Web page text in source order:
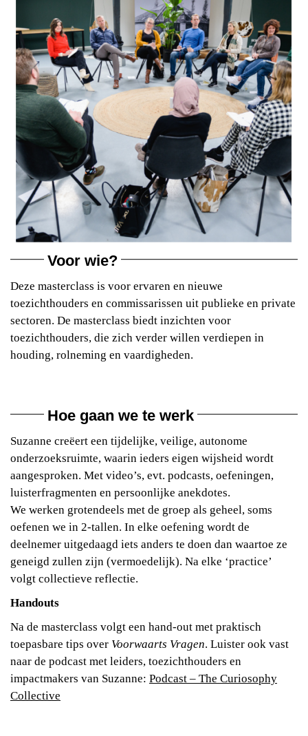
Voor wie?
Deze masterclass is voor ervaren en nieuwe
toezichthouders en commissarissen uit publieke en private
sectoren. De masterclass biedt inzichten voor
toezichthouders, die zich verder willen verdiepen in
houding, rolneming en vaardigheden.
Hoe gaan we te werk
Suzanne creëert een tijdelijke, veilige, autonome
onderzoeksruimte, waarin ieders eigen wijsheid wordt
aangesproken. Met video’s, evt. podcasts, oefeningen,
luisterfragmenten en persoonlijke anekdotes.
We werken grotendeels met de groep als geheel, soms
oefenen we in 2-tallen. In elke oefening wordt de
deelnemer uitgedaagd iets anders te doen dan waartoe ze
geneigd zullen zijn (vermoedelijk). Na elke ‘practice’
volgt collectieve reflectie.
Handouts
Na de masterclass volgt een hand-out met praktisch
toepasbare tips over Voorwaarts Vragen. Luister ook vast
naar de podcast met leiders, toezichthouders en
impactmakers van Suzanne: Podcast – The Curiosophy
Collective